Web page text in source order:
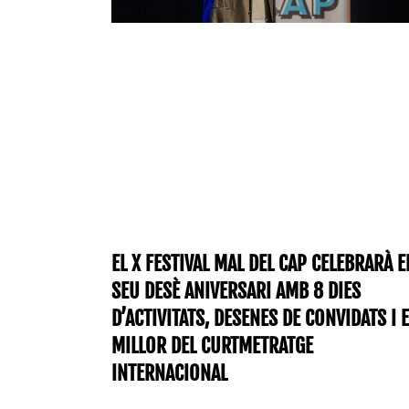
EL X FESTIVAL MAL DEL CAP CELEBRARÀ
SEU DESÈ ANIVERSARI AMB 8 DIES
D’ACTIVITATS, DESENES DE CONVIDATS I
MILLOR DEL CURTMETRATGE
INTERNACIONAL